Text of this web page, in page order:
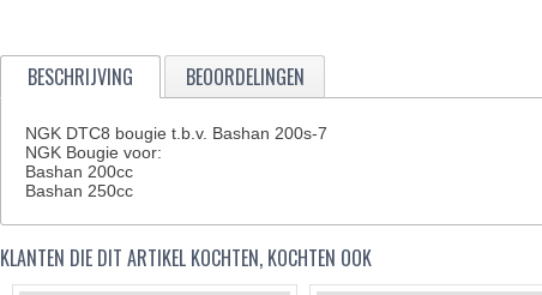
BESCHRIJVING BEOORDELINGEN
NGK DTC8 bougie t.b.v. Bashan 200s-7
NGK Bougie voor:
Bashan 200cc
Bashan 250cc
KLANTEN DIE DIT ARTIKEL KOCHTEN, KOCHTEN OOK